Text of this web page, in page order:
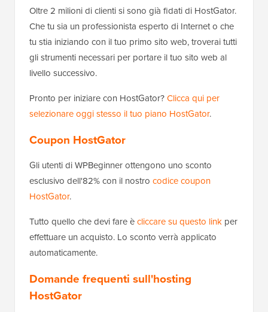
Oltre 2 milioni di clienti si sono già fidati di HostGator.
Che tu sia un professionista esperto di Internet o che
tu stia iniziando con il tuo primo sito web, troverai tutti
gli strumenti necessari per portare il tuo sito web al
livello successivo.
Pronto per iniziare con HostGator?Clicca qui per
selezionare oggi stesso il tuo piano HostGator.
Coupon HostGator
Gli utenti di WPBeginner ottengono uno sconto
esclusivo dell'82% con il nostro codice coupon
HostGator.
Tutto quello che devi fare ècliccare su questo link per
effettuare un acquisto. Lo sconto verrà applicato
automaticamente.
Domande frequenti sull'hosting
HostGator